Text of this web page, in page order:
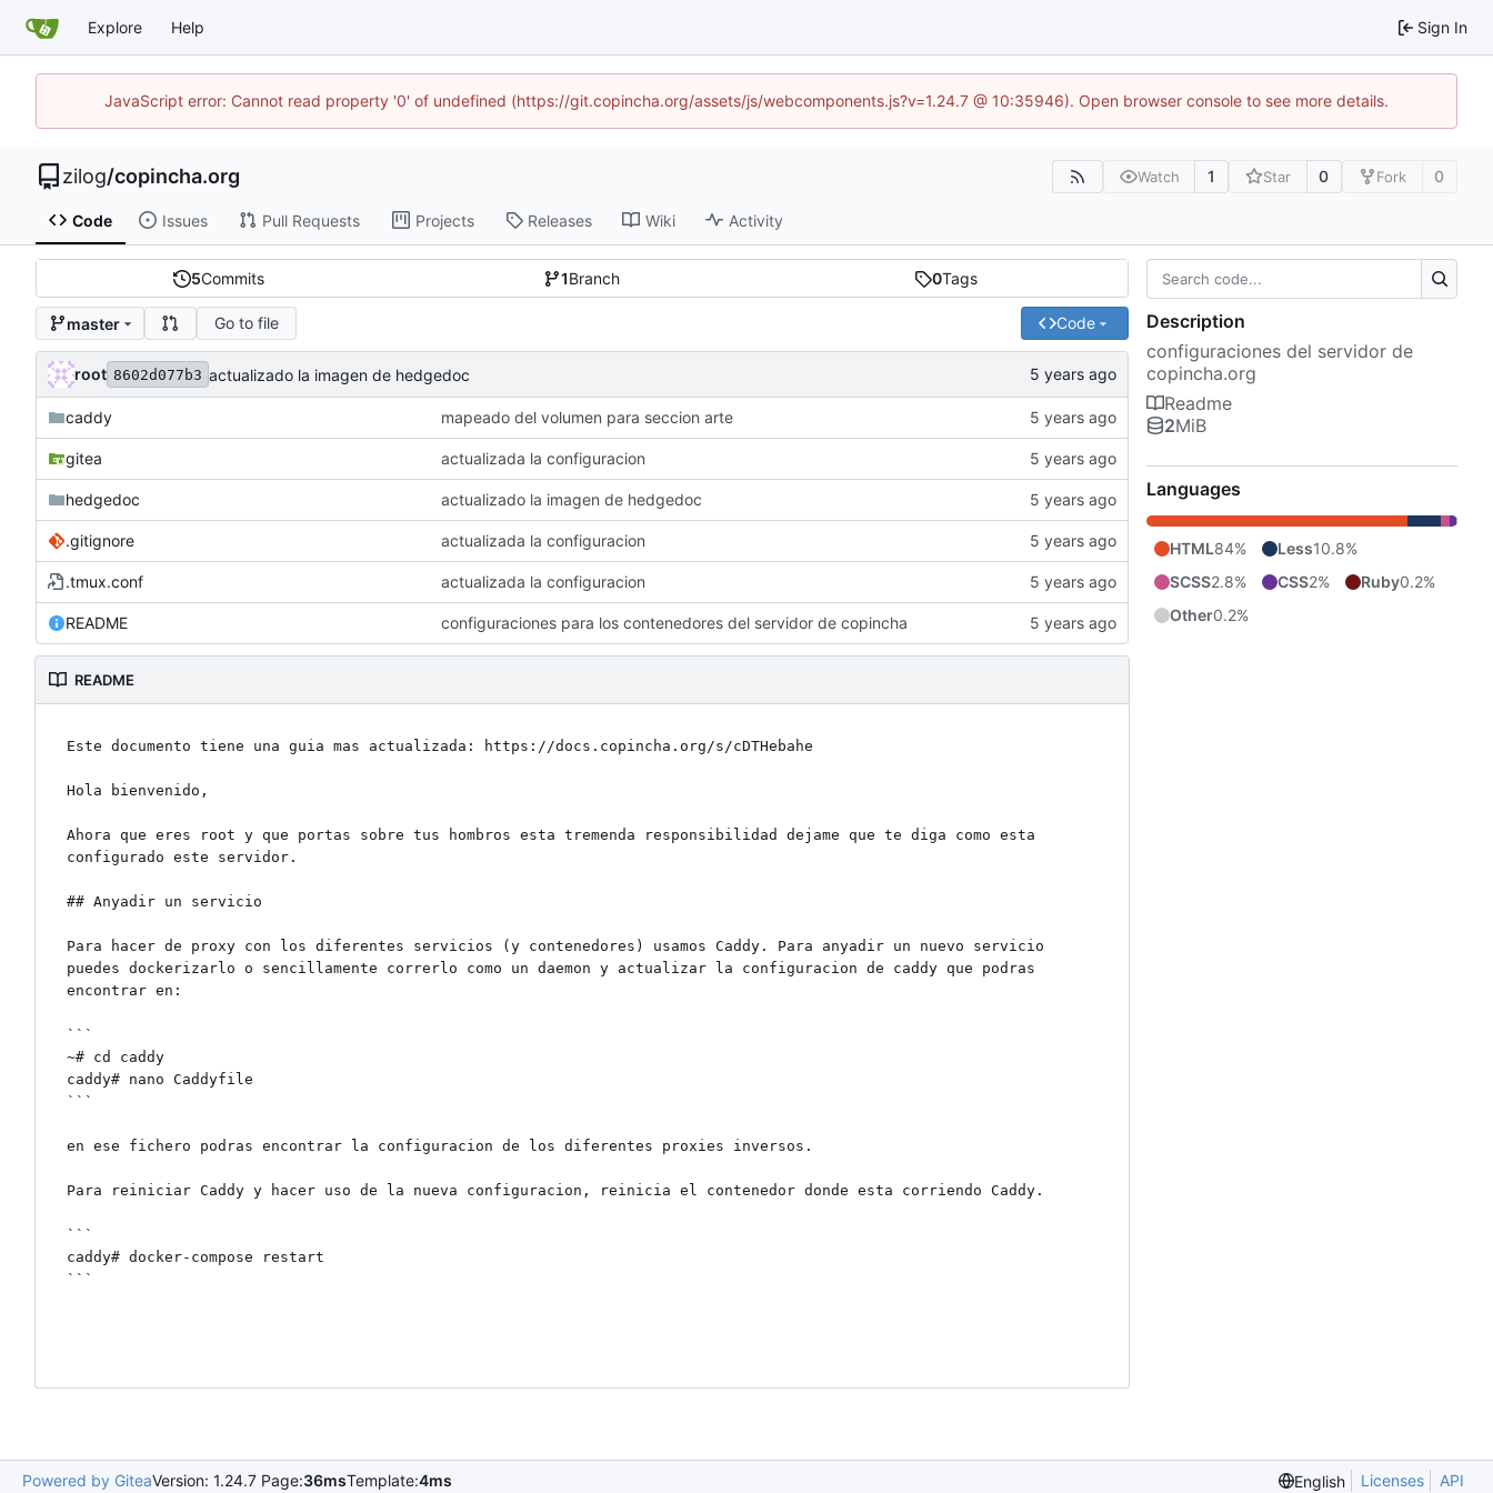
Explore Help Sign In
JavaScript error: Cannot read property '0' of undefined (https://git.copincha.org/assets/js/webcomponents.js?v=1.24.7 @ 10:35946). Open browser console to see more details.
zilog/copincha.org Watch 1 Star 0 Fork 0
Code Issues Pull Requests Projects Releases Wiki Activity
5Commits 1Branch 0Tags
master Go to file Code
root 8602d077b3 actualizado la imagen de hedgedoc
caddy mapeado del volumen para seccion arte
gitea actualizada la configuracion
hedgedoc actualizado la imagen de hedgedoc
.gitignore actualizada la configuracion
.tmux.conf actualizada la configuracion
README configuraciones para los contenedores del servidor de copincha
README
Este documento tiene una guia mas actualizada: https://docs.copincha.org/s/cDTHebahe
Hola bienvenido,
Ahora que eres root y que portas sobre tus hombros esta tremenda responsibilidad dejame que te diga como esta
configurado este servidor.
## Anyadir un servicio
Para hacer de proxy con los diferentes servicios (y contenedores) usamos Caddy. Para anyadir un nuevo servicio
puedes dockerizarlo o sencillamente correrlo como un daemon y actualizar la configuracion de caddy que podras
encontrar en:
```
~# cd caddy
caddy# nano Caddyfile
```
en ese fichero podras encontrar la configuracion de los diferentes proxies inversos.
Para reiniciar Caddy y hacer uso de la nueva configuracion, reinicia el contenedor donde esta corriendo Caddy.
```
caddy# docker-compose restart
```
Description
configuraciones del servidor de
copincha.org
Readme
2MiB
Languages
HTML84% Less10.8%
SCSS2.8% CSS2% Ruby0.2%
Other0.2%
Powered by GiteaVersion: 1.24.7 Page:36msTemplate:4ms English Licenses API